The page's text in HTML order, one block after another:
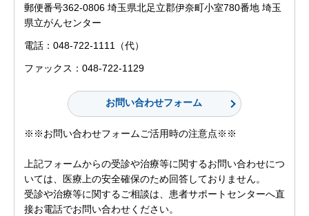
郵便番号362-0806 埼玉県北足立郡伊奈町小室780番地 埼玉
県立がんセンター
電話：048-722-1111（代）
ファックス：048-722-1129
※※お問い合わせフォームご活用時の注意点※※
上記フォームからの受診や治療等に関するお問い合わせにつ
いては、医療上の安全確保のため回答しておりません。
受診や治療等に関するご相談は、患者サポートセンターへ直
接お電話でお問い合わせください。